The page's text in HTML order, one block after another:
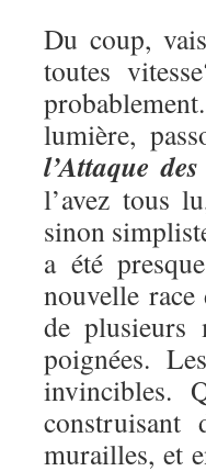
Du coup,
toutes
lumière,
l’Attaque
l’avez tous
sinon
a été
nouvelle race
de plusieurs
poignées.
invincibles.
construisant
murailles, et